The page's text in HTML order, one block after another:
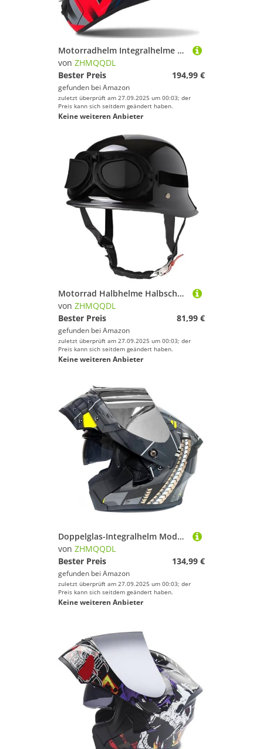
Motorradhelm Integralhelme Für Erwachsene Integralhelm Mopedhelm 190° Sichtfeld Racing-Style Mit Aerodynamischem Spoiler ECE-Zertifiziertes Kratzfestes Visier A2,M54~55CM
von ZHMQQDL
Bester Preis
194,99 €
gefunden bei Amazon
zuletzt überprüft am 27.09.2025 um 00:03; der
Preis kann sich seitdem geändert haben.
Keine weiteren Anbieter
Motorrad Halbhelme Halbschalenhelm mit ECE Vintage Jethelm mit Schutzbrille Retro Motorradhelm Cruiser Chopper Bike Moped Roller Helm für Erwachsene Herren Damen D2,M57~58CM
von ZHMQQDL
Bester Preis
81,99 €
gefunden bei Amazon
zuletzt überprüft am 27.09.2025 um 00:03; der
Preis kann sich seitdem geändert haben.
Keine weiteren Anbieter
Doppelglas-Integralhelm Modularer Motorrad-Klapphelm Motorrad-Rollerhelm Mopedhelm Doppelvisier Antibeschlag ECE-Zulassung Für Erwachsene Männer Frauen C,S52~53CM
von ZHMQQDL
Bester Preis
134,99 €
gefunden bei Amazon
zuletzt überprüft am 27.09.2025 um 00:03; der
Preis kann sich seitdem geändert haben.
Keine weiteren Anbieter